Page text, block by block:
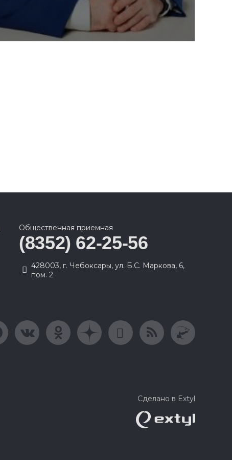
Общественная приемная
(8352) 62-25-56
428003, г. Чебоксары, ул. Б.С. Маркова, 6,
пом. 2
Сделано в Extyl